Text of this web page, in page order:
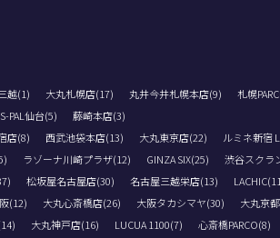
越(1) 大丸札幌店(17) 丸井今井札幌本店(9)
札幌
S-PAL仙台(5)
藤崎本店(3)
店(8) 西武池袋本店(13) 大丸東京店(22) ルミネ新宿
ラゾーナ川崎プラザ(12) GINZA SIX(25)
渋谷スクラ
松坂屋名古屋店(30) 名古屋三越栄店(13)
(12) 大丸心斎橋店(26) 大阪タカシマヤ(30) 大丸京
大丸神戸店(16) LUCUA 1100(7)
心斎橋PARCO(8)